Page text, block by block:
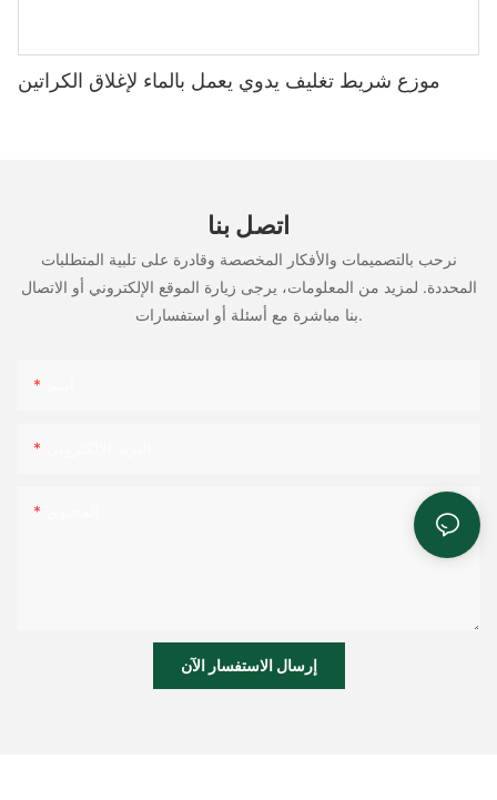
موزع شريط تغليف يدوي يعمل بالماء لإغلاق الكراتين
اتصل بنا
نرحب بالتصميمات والأفكار المخصصة وقادرة على تلبية المتطلبات
المحددة. لمزيد من المعلومات، يرجى زيارة الموقع الإلكتروني أو الاتصال
بنا مباشرة مع أسئلة أو استفسارات.
إرسال الاستفسار الآن